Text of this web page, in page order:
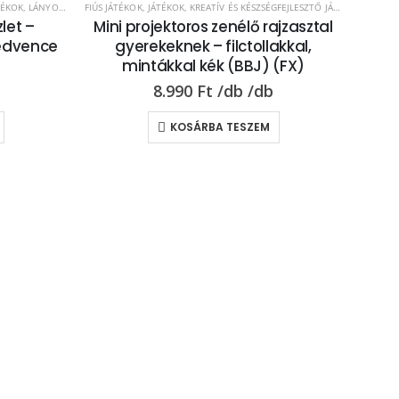
LÁNYOS JÁTÉKOK
–
FIÚS JÁTÉKOK, JÁTÉKOK KREATÍV ÉS KÉSZSÉGFEJLESZTŐ JÁTÉKOK
Mini projektoros zenélő rajzasztal
gyerekeknek – filctollakkal,
mintákkal kék (BBJ) (FX)
8.990 Ft
KOSÁRBA TESZEM